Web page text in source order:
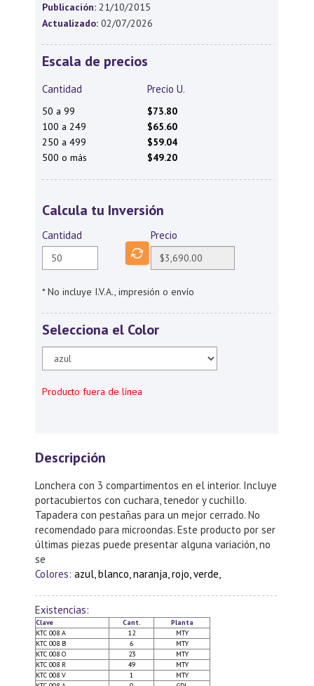
Publicación: 21/10/2015
Actualizado: 02/07/2026
Escala de precios
Cantidad Precio U.
50 a 99
$73.80
100 a 249
$65.60
250 a 499
$59.04
500 o más
$49.20
Calcula tu Inversión
Cantidad Precio
* No incluye I.V.A., impresión o envío
Selecciona el Color
Producto fuera de línea
Descripción
Lonchera con 3 compartimentos en el interior. Incluye
portacubiertos con cuchara, tenedor y cuchillo.
Tapadera con pestañas para un mejor cerrado. No
recomendado para microondas. Este producto por ser
últimas piezas puede presentar alguna variación, no
se
Colores: azul, blanco, naranja, rojo, verde,
Existencias:
Clave Cant.
Planta
KTC 008 A
12
MTY
KTC 008 B
6
MTY
KTC 008 O
23
MTY
KTC 008 R
49
MTY
KTC 008 V
1
MTY